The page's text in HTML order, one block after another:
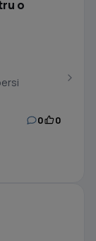
o
0 0